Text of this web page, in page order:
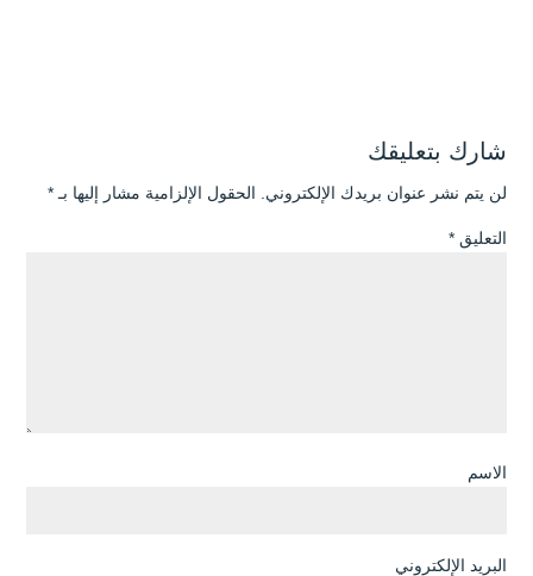
شارك بتعليقك
لن يتم نشر عنوان بريدك الإلكتروني. الحقول الإلزامية مشار إليها بـ *
التعليق *
الاسم
البريد الإلكتروني